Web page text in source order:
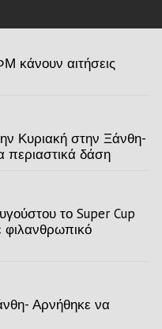
κάνουν αιτήσεις
Κυριακή στην Ξάνθη-
περιαστικά δάση
το Super Cup
φιλανθρωπικό
Αρνήθηκε να